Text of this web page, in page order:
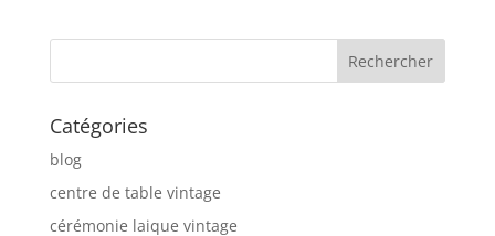
Catégories
blog
centre de table vintage
cérémonie laique vintage